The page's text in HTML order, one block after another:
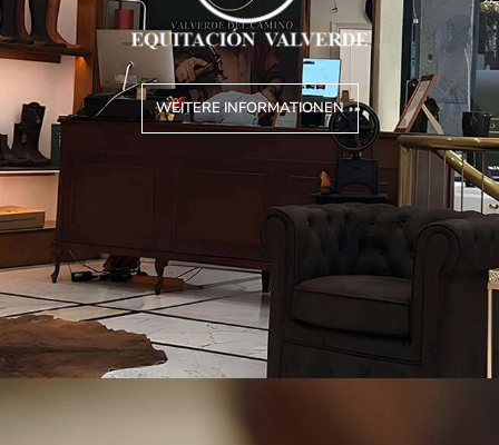
WEITERE INFORMATIONEN